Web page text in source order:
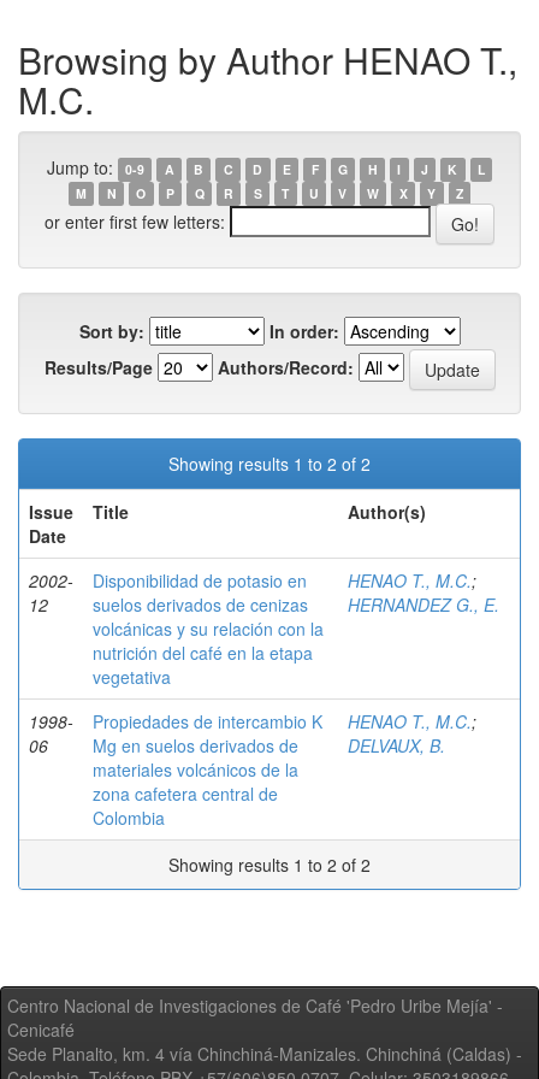
Browsing by Author HENAO T.,
M.C.
Jump to: 0-9 A B C D E F G H I J K
L
M
N O P Q R S T U V W X Y Z
or enter first few letters:
Sort by:
In order:
Results/Page
Authors/Record:
Showing results 1 to 2 of 2
Issue
Date
Title Author(s)
2002-
12
Disponibilidad de potasio en
suelos derivados de cenizas
volcánicas y su relación con la
nutrición del café en la etapa
vegetativa
HENAO T., M.C.;
HERNANDEZ G., E.
1998-
06
Propiedades de intercambio K
Mg en suelos derivados de
materiales volcánicos de la
zona cafetera central de
Colombia
HENAO T., M.C.;
DELVAUX, B.
Showing results 1 to 2 of 2
Centro Nacional de Investigaciones de Café 'Pedro Uribe Mejía' -
Cenicafé
Sede Planalto, km. 4 vía Chinchiná-Manizales. Chinchiná (Caldas) -